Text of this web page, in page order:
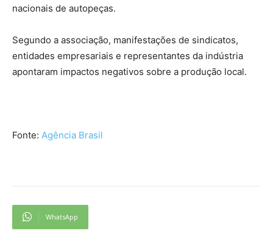
nacionais de autopeças.
Segundo a associação, manifestações de sindicatos,
entidades empresariais e representantes da indústria
apontaram impactos negativos sobre a produção local.
Fonte: Agência Brasil
WhatsApp